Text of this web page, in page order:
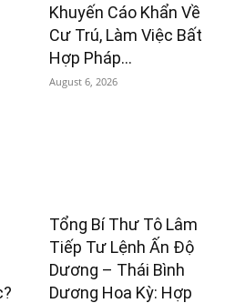
Khuyến Cáo Khẩn Về
Cư Trú, Làm Việc Bất
Hợp Pháp...
August 6, 2026
Tổng Bí Thư Tô Lâm
Tiếp Tư Lệnh Ấn Độ
Dương – Thái Bình
Dương Hoa Kỳ: Hợp